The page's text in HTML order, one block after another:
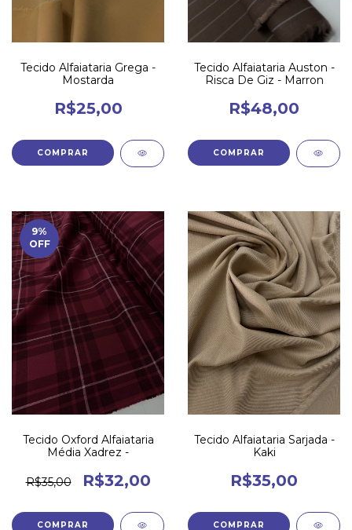
Tecido Alfaiataria Grega -
Mostarda
R$25,00
Tecido Alfaiataria Auston -
Risca De Giz - Marron
R$48,00
9%
OFF
Tecido Oxford Alfaiataria
Média Xadrez -
R$35,00 R$32,00
Tecido Alfaiataria Sarjada -
Kaki
R$35,00